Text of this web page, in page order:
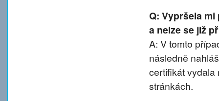
Q: Vypršela
a nelze se již
A: V tomto
následně
certifikát vydala
stránkách.